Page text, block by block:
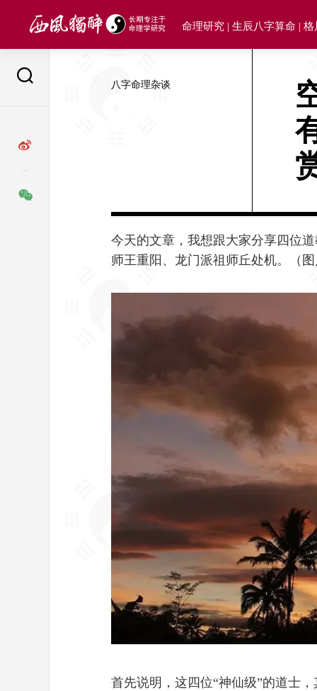
命理研究 | 生辰八字算命 |
八字命理杂谈
今天的文章，我想跟大家分享四位
师王重阳、龙门派祖师丘处机。（图
首先说明，这四位“神仙级”的道士